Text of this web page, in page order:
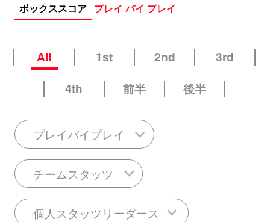
ボックススコア プレイ バイ プレイ
All 1st 2nd
3rd
4th
前半 後半
プレイバイプレイ
チームスタッツ
個人スタッツリーダース